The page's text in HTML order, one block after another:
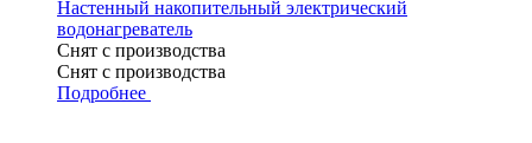
Настенный накопительный электрический
водонагреватель
Снят с производства
Снят с производства
Подробнее